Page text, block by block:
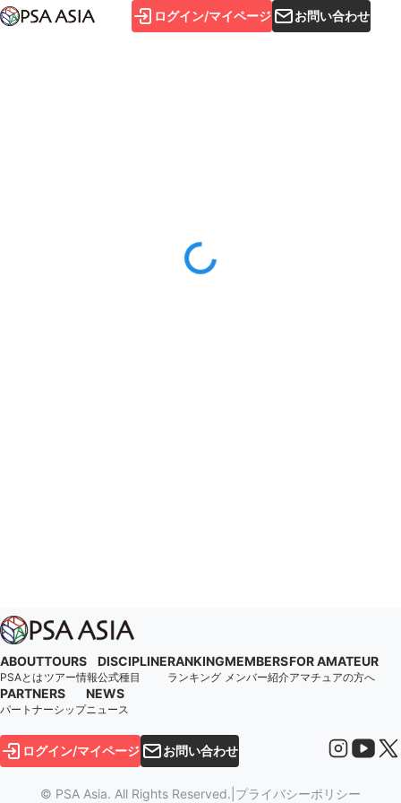
ログイン/マイページ お問い合わせ
ABOUT
PSAとは
TOURS
ツアー情報
DISCIPLINE
公式種目
RANKING
ランキング
MEMBERS
メンバー紹介
FOR AMATEUR
アマチュアの方へ
PARTNERS
パートナーシップ
NEWS
ニュース
ログイン/マイページ お問い合わせ
© PSA Asia. All Rights Reserved. プライバシーポリシー